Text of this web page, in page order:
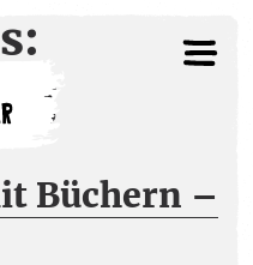
Büchern –